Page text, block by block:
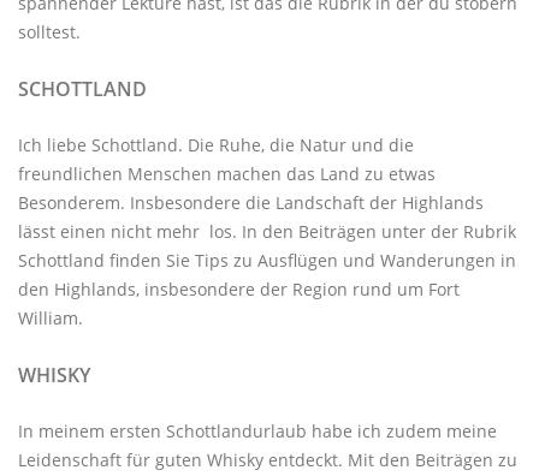
solltest.
SCHOTTLAND
Ich liebe Schottland. Die Ruhe, die Natur und die
freundlichen Menschen machen das Land zu etwas
Besonderem. Insbesondere die Landschaft der Highlands
lässt einen nicht mehr los. In den Beiträgen unter der Rubrik
Schottland finden Sie Tips zu Ausflügen und Wanderungen in
den Highlands, insbesondere der Region rund um Fort
William.
WHISKY
In meinem ersten Schottlandurlaub habe ich zudem meine
Leidenschaft für guten Whisky entdeckt. Mit den Beiträgen zu